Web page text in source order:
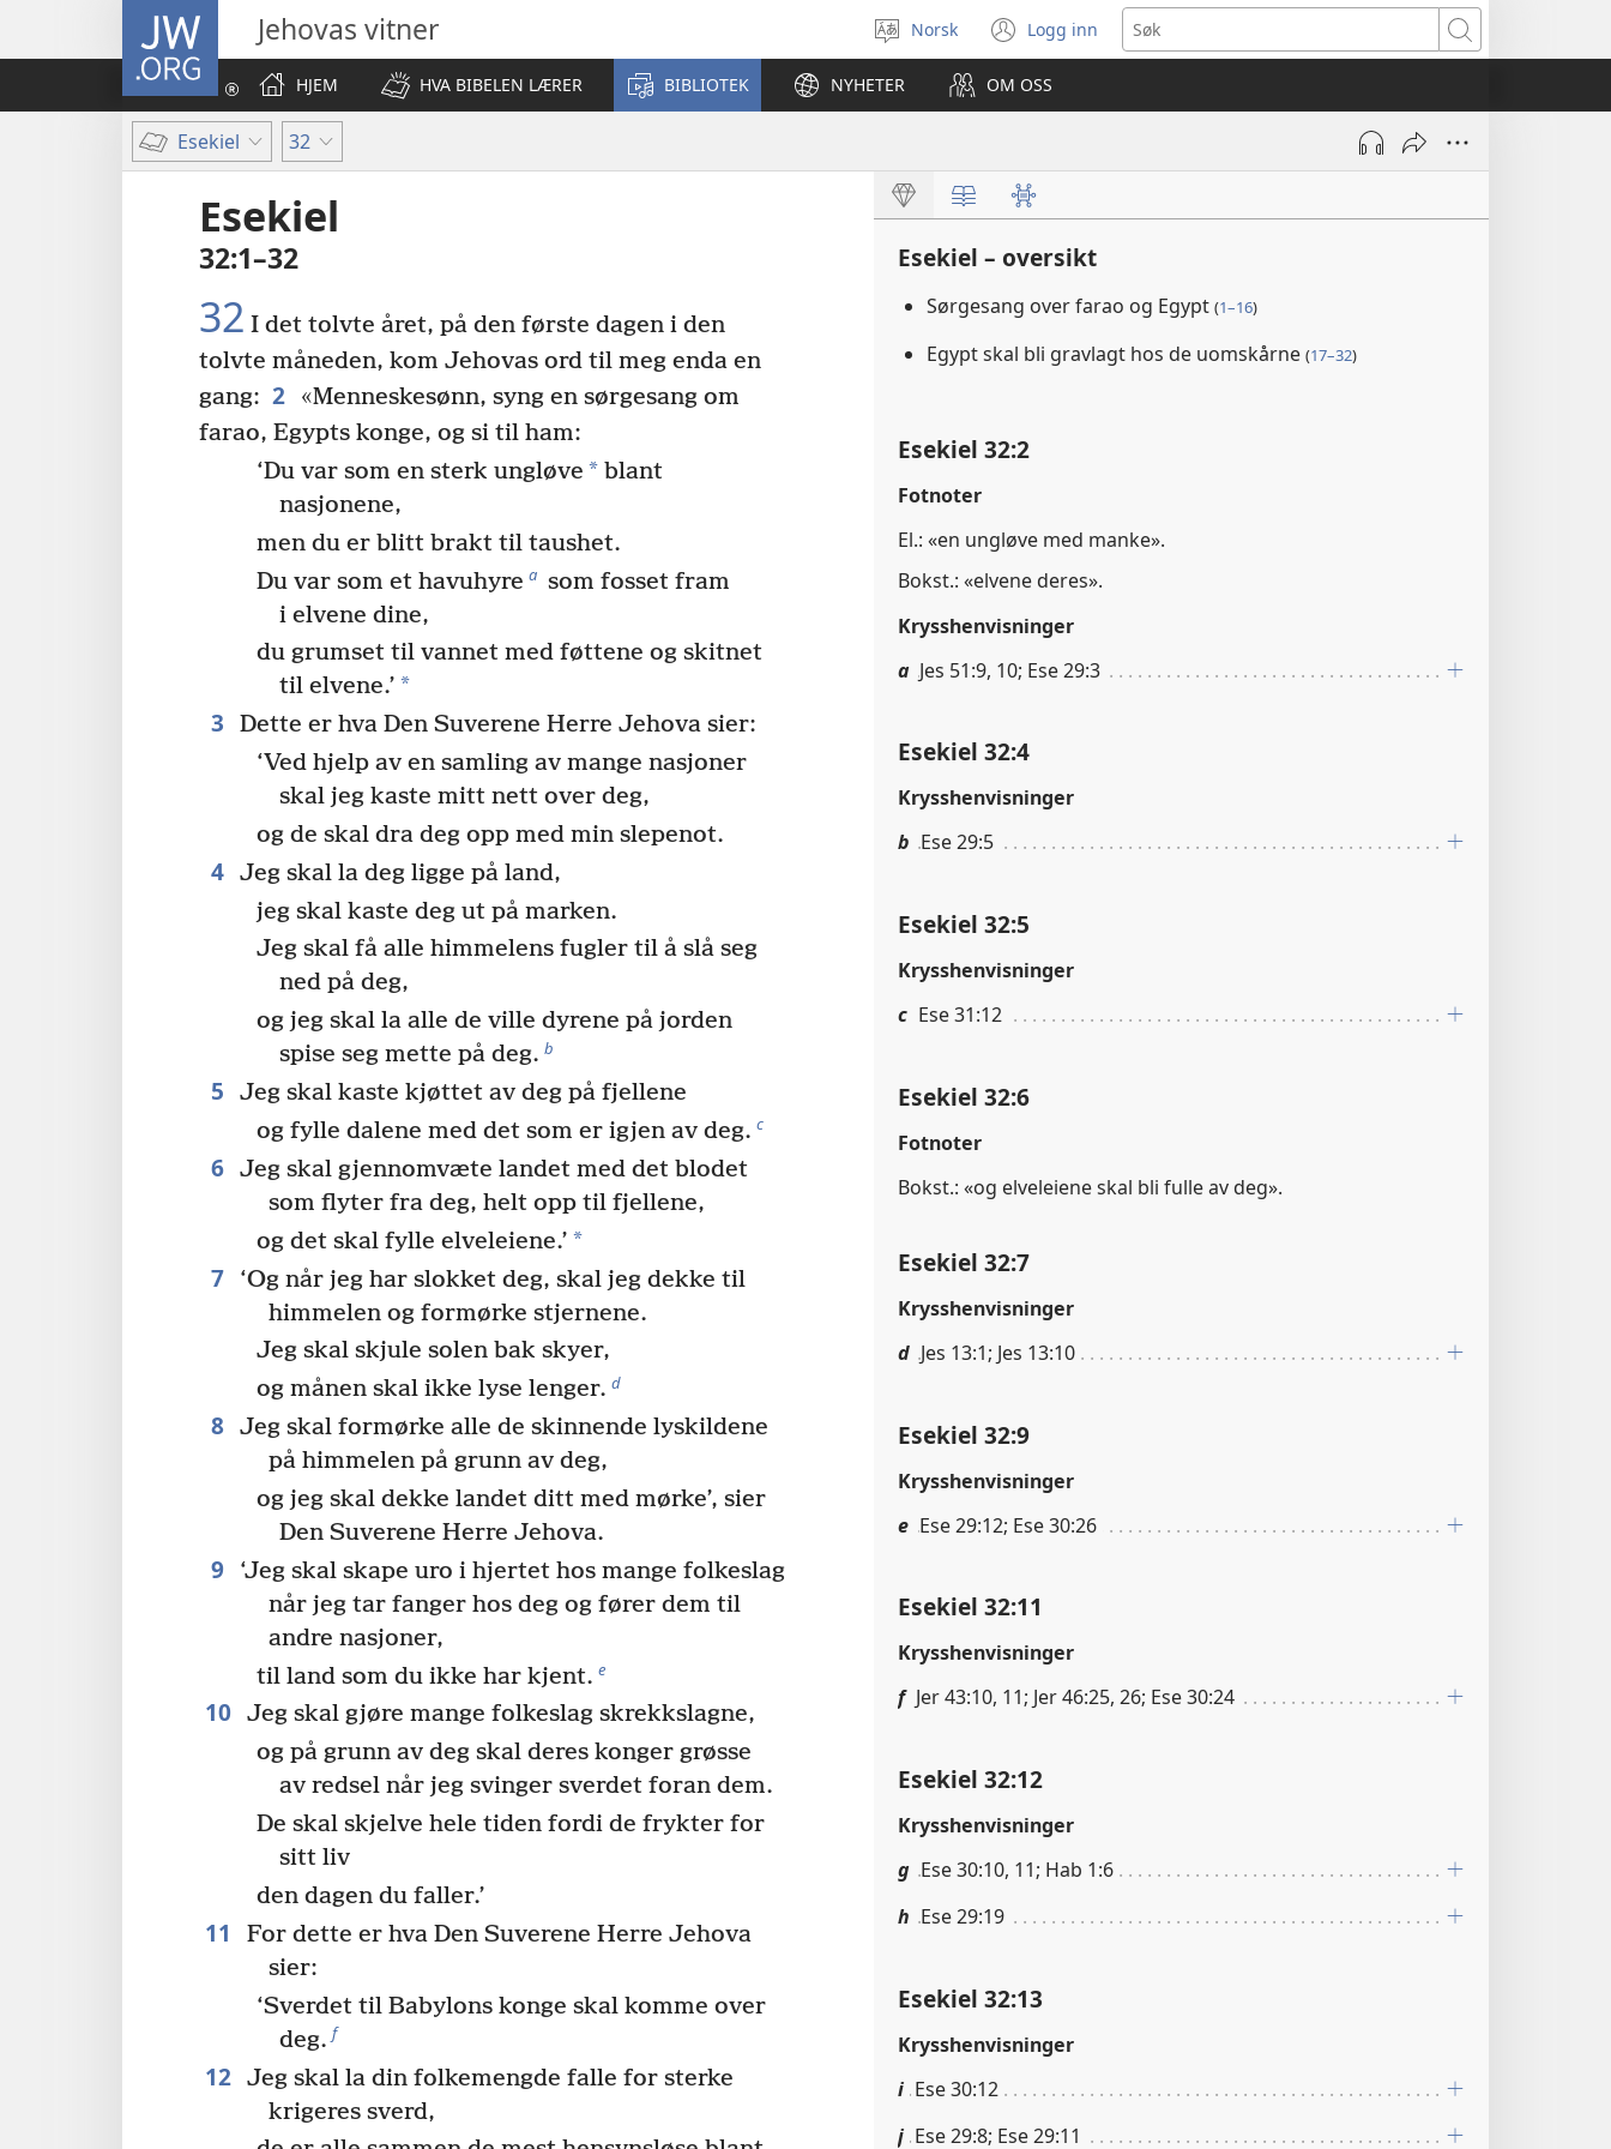
JW.ORG Jehovas vitner
Velg
språk
Norsk Logg inn
(åpner
nytt
vindu)
Søk
HJEM
HVA BIBELEN LÆRER BIBLIOTEK NYHETER OM OSS
Esekiel 32
Esekiel
32:1–32
32 I det tolvte året, på den første dagen i den
tolvte måneden, kom Jehovas ord til meg enda en
gang: 2
«Menneskesønn, syng en sørgesang om
farao, Egypts konge, og si til ham:
‘Du var som en sterk ungløve * blant
nasjonene,
men du er blitt brakt til taushet.
Du var som et havuhyre a som fosset fram
i elvene dine,
du grumset til vannet med føttene og skitnet
til elvene.’ *
3
Dette er hva Den Suverene Herre Jehova sier:
‘Ved hjelp av en samling av mange nasjoner
skal jeg kaste mitt nett over deg,
og de skal dra deg opp med min slepenot.
4 Jeg skal la deg ligge på land,
jeg skal kaste deg ut på marken.
Jeg skal få alle himmelens fugler til å slå seg
ned på deg,
og jeg skal la alle de ville dyrene på jorden
spise seg mette på deg. b
5
Jeg skal kaste kjøttet av deg på fjellene
og fylle dalene med det som er igjen av deg. c
6 Jeg skal gjennomvæte landet med det blodet
som flyter fra deg, helt opp til fjellene,
og det skal fylle elveleiene.’ *
7
‘Og når jeg har slokket deg, skal jeg dekke til
himmelen og formørke stjernene.
Jeg skal skjule solen bak skyer,
og månen skal ikke lyse lenger. d
8 Jeg skal formørke alle de skinnende lyskildene
på himmelen på grunn av deg,
og jeg skal dekke landet ditt med mørke’, sier
Den Suverene Herre Jehova.
9
‘Jeg skal skape uro i hjertet hos mange folkeslag
når jeg tar fanger hos deg og fører dem til
andre nasjoner,
til land som du ikke har kjent. e
10 Jeg skal gjøre mange folkeslag skrekkslagne,
og på grunn av deg skal deres konger grøsse
av redsel når jeg svinger sverdet foran dem.
De skal skjelve hele tiden fordi de frykter for
sitt liv
den dagen du faller.’
11
For dette er hva Den Suverene Herre Jehova
sier:
‘Sverdet til Babylons konge skal komme over
deg. f
12 Jeg skal la din folkemengde falle for sterke
krigeres sverd,
Esekiel – oversikt
Sørgesang over farao og Egypt (1–16)
Egypt skal bli gravlagt hos de uomskårne (17–32)
Esekiel 32:2
Fotnoter
El.: «en ungløve med manke».
Bokst.: «elvene deres».
Krysshenvisninger
a Jes 51:9, 10; Ese 29:3
Esekiel 32:4
Krysshenvisninger
b Ese 29:5
Esekiel 32:5
Krysshenvisninger
c Ese 31:12
Esekiel 32:6
Fotnoter
Bokst.: «og elveleiene skal bli fulle av deg».
Esekiel 32:7
Krysshenvisninger
d Jes 13:1; Jes 13:10
Esekiel 32:9
Krysshenvisninger
e Ese 29:12; Ese 30:26
Esekiel 32:11
Krysshenvisninger
f Jer 43:10, 11; Jer 46:25, 26; Ese 30:24
Esekiel 32:12
Krysshenvisninger
g Ese 30:10, 11; Hab 1:6
h Ese 29:19
Esekiel 32:13
Krysshenvisninger
i Ese 30:12
j Ese 29:8; Ese 29:11